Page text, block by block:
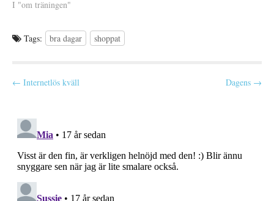
I "om träningen"
Tags: bra dagar shoppat
P
s
n
a
v
← Internetlös kväll Dagens →